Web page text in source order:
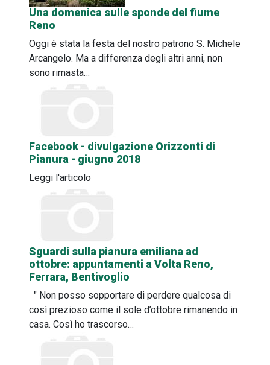
Una domenica sulle sponde del fiume
Reno
Oggi è stata la festa del nostro patrono S. Michele
Arcangelo. Ma a differenza degli altri anni, non
sono rimasta…
Facebook - divulgazione Orizzonti di
Pianura - giugno 2018
Leggi l'articolo
Sguardi sulla pianura emiliana ad
ottobre: appuntamenti a Volta Reno,
Ferrara, Bentivoglio
" Non posso sopportare di perdere qualcosa di
così prezioso come il sole d’ottobre rimanendo in
casa. Così ho trascorso…